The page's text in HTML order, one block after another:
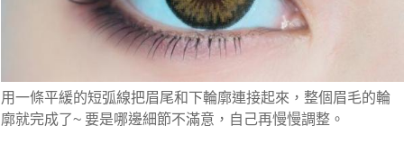
用一條平緩的短弧線把眉尾和下輪廓連接起來，整個眉毛的輪
廓就完成了~ 要是哪邊細節不滿意，自己再慢慢調整。